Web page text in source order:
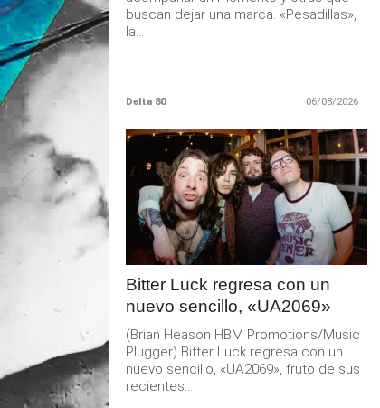
buscan dejar una marca. «Pesadillas»,
la...
Delta 80 06/08/2026
LEER
MAS
Bitter Luck regresa con un
nuevo sencillo, «UA2069»
(Brian Heason HBM Promotions/Music
Plugger) Bitter Luck regresa con un
nuevo sencillo, «UA2069», fruto de sus
recientes...